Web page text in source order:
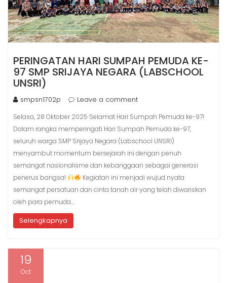
PERINGATAN HARI SUMPAH PEMUDA KE-
97 SMP SRIJAYA NEGARA (LABSCHOOL
UNSRI)
smpsn1702p Leave a comment
Selasa, 28 Oktober 2025 Selamat Hari Sumpah Pemuda ke-97!
Dalam rangka memperingati Hari Sumpah Pemuda ke-97,
seluruh warga SMP Srijaya Negara (Labschool UNSRI)
menyambut momentum bersejarah ini dengan penuh
semangat nasionalisme dan kebanggaan sebagai generasi
penerus bangsa!
Kegiatan ini menjadi wujud nyata
semangat persatuan dan cinta tanah air yang telah diwariskan
oleh para pemuda…
Selengkapnya
19
Oct